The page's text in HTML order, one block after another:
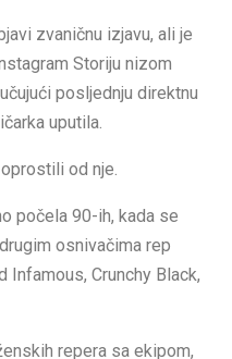
zvaničnu izjavu, ali je
Storiju nizom
posljednju direktnu
uputila.
od nje.
počela 90-ih, kada se
osnivačima rep
Infamous, Crunchy Black,
repera sa ekipom,